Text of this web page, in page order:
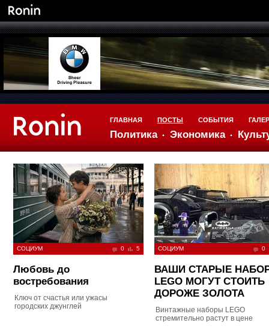
ГЛАВНАЯ
Политика Экономика
ПОСТЫ СОБЫТИЯ
СОЦИУМ 0 5
Любовь до
востребования
Ключ от счастья или ужасы
городских джунглей
СОЦИУМ 0
ВАШИ СТАРЫЕ
LEGO МОГУТ СТОИТЬ
ДОРОЖЕ ЗОЛОТА
Винтажные наборы LEGO
стремительно растут в цене